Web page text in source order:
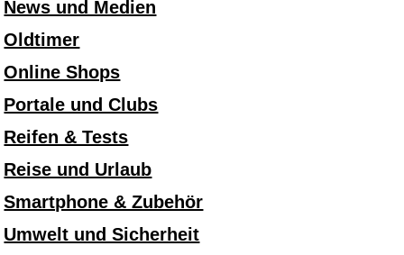
News und Medien
Oldtimer
Online Shops
Portale und Clubs
Reifen & Tests
Reise und Urlaub
Smartphone & Zubehör
Umwelt und Sicherheit